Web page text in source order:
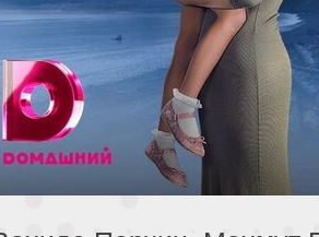
74 серия
75 серия
78 серия
79 серия
82 серия
83 серия